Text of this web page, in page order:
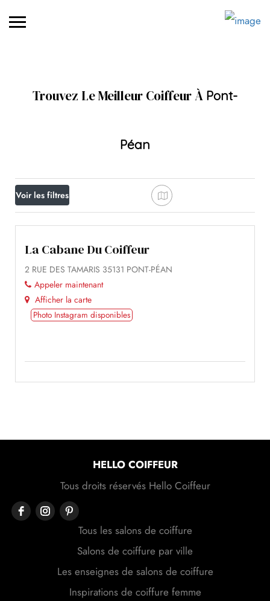
Trouvez Le Meilleur Coiffeur À Pont-
Péan
Voir les filtres
La Cabane Du Coiffeur
2 RUE DES TAMARIS 35131 PONT-PÉAN
Appeler maintenant
Afficher la carte
Photo Instagram disponibles
HELLO COIFFEUR
Tous droits réservés Hello Coiffeur
Tous les salons de coiffure
Salons de coiffure par ville
Les enseignes de salons de coiffure
Inspirations de coiffure femme